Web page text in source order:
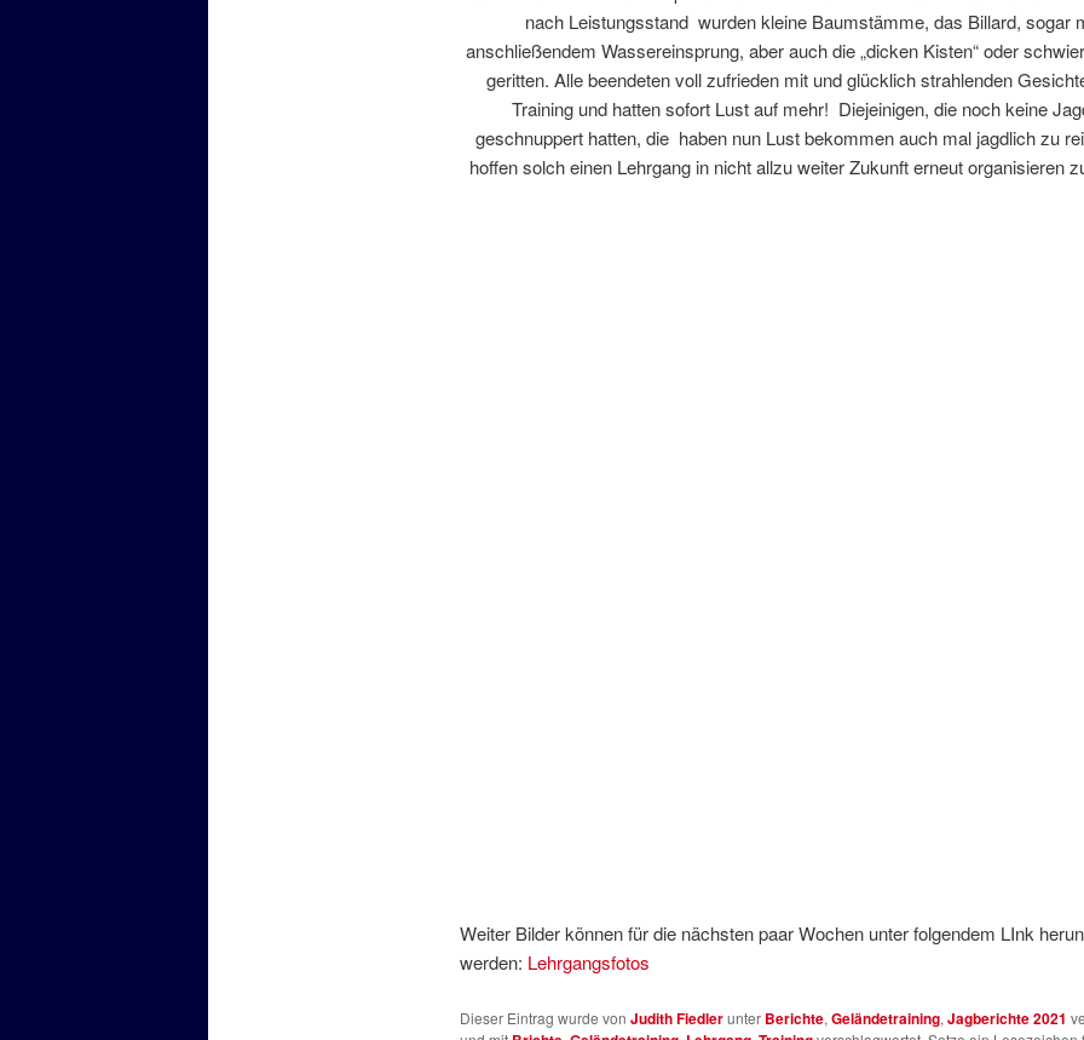
nach Leistungsstand wurden kleine Baumstämme, das Billard, sogar
anschließendem Wassereinsprung, aber auch die „dicken Kisten“ oder
geritten. Alle beendeten voll zufrieden mit und glücklich strahlenden
Training und hatten sofort Lust auf mehr! Diejeinigen, die noch keine
geschnuppert hatten, die haben nun Lust bekommen auch mal jagdlich zu
hoffen solch einen Lehrgang in nicht allzu weiter Zukunft erneut organisieren
Weiter Bilder können für die nächsten paar Wochen unter folgendem LInk
werden: Lehrgangsfotos
Dieser Eintrag wurde von Judith Fiedlerunter Berichte, Geländetraining, Jagberichte 2021